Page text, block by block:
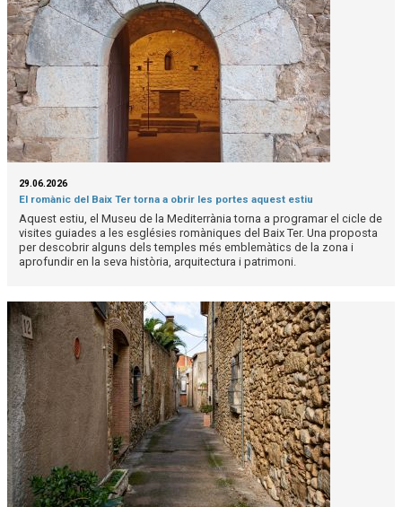
29.06.2026
El romànic del Baix Ter torna a obrir les portes aquest estiu
Aquest estiu, el Museu de la Mediterrània torna a programar el cicle de
visites guiades a les esglésies romàniques del Baix Ter. Una proposta
per descobrir alguns dels temples més emblemàtics de la zona i
aprofundir en la seva història, arquitectura i patrimoni.